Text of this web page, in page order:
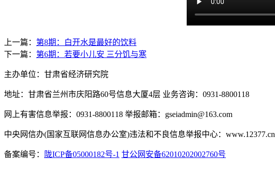
上一篇： 第8期：白开水是最好的饮料
下一篇： 第6期：若要小儿安 三分饥与寒
主办单位：甘肃省经济研究院
地址：甘肃省兰州市庆阳路60号信息大厦4层 业务咨询：0931-8800118
网上有害信息举报：0931-8800118 举报邮箱：gseiadmin@163.com
中央网信办(国家互联网信息办公室)违法和不良信息举报中心：www.12377.cn
备案编号： 陇ICP备05000182号-1 甘公网安备62010202002760号